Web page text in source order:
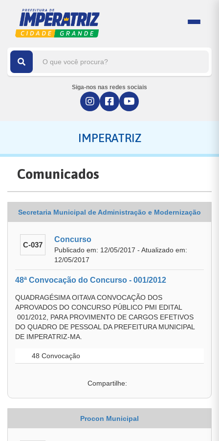
Siga-nos nas redes sociais
IMPERATRIZ
Comunicados
Secretaria Municipal de Administração e Modernização
C-037
Concurso
Publicado em: 12/05/2017 - Atualizado em:
12/05/2017
48ª Convocação do Concurso - 001/2012
QUADRAGÉSIMA OITAVA CONVOCAÇÃO DOS
APROVADOS DO CONCURSO PÚBLICO PMI EDITAL
001/2012, PARA PROVIMENTO DE CARGOS EFETIVOS
DO QUADRO DE PESSOAL DA PREFEITURA MUNICIPAL
DE IMPERATRIZ-MA.
48 Convocação
Compartilhe:
Procon Municipal